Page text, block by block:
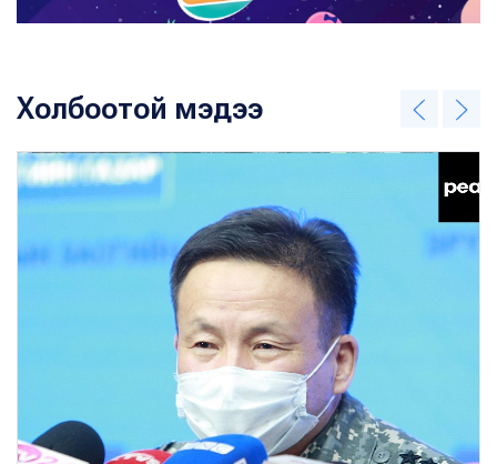
Холбоотой мэдээ